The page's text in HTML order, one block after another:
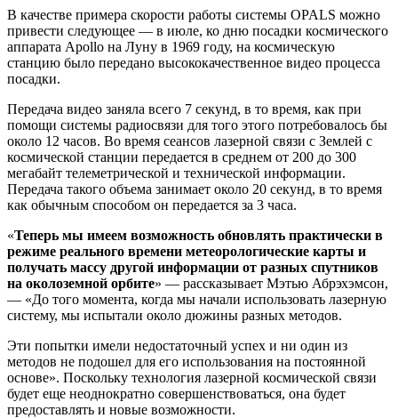
В качестве примера скорости работы системы OPALS можно
привести следующее — в июле, ко дню посадки космического
аппарата Apollo на Луну в 1969 году, на космическую
станцию было передано высококачественное видео процесса
посадки.
Передача видео заняла всего 7 секунд, в то время, как при
помощи системы радиосвязи для того этого потребовалось бы
около 12 часов. Во время сеансов лазерной связи с Землей с
космической станции передается в среднем от 200 до 300
мегабайт телеметрической и технической информации.
Передача такого объема занимает около 20 секунд, в то время
как обычным способом он передается за 3 часа.
«Теперь мы имеем возможность обновлять практически в
режиме реального времени метеорологические карты и
получать массу другой информации от разных спутников
на околоземной орбите» — рассказывает Мэтью Абрэхэмсон,
— «До того момента, когда мы начали использовать лазерную
систему, мы испытали около дюжины разных методов.
Эти попытки имели недостаточный успех и ни один из
методов не подошел для его использования на постоянной
основе». Поскольку технология лазерной космической связи
будет еще неоднократно совершенствоваться, она будет
предоставлять и новые возможности.